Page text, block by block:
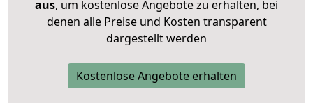
aus, um kostenlose Angebote zu erhalten, bei
denen alle Preise und Kosten transparent
dargestellt werden
Kostenlose Angebote erhalten